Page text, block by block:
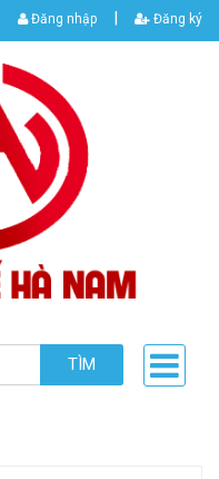
Đăng nhập | Đăng ký
TÌM